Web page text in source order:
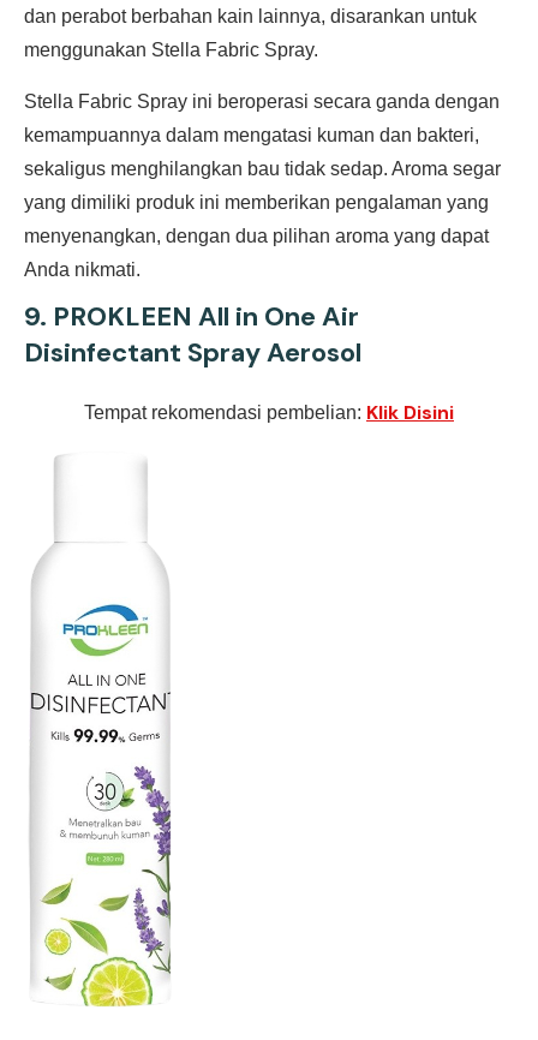
dan perabot berbahan kain lainnya, disarankan untuk
menggunakan Stella Fabric Spray.
Stella Fabric Spray ini beroperasi secara ganda dengan
kemampuannya dalam mengatasi kuman dan bakteri,
sekaligus menghilangkan bau tidak sedap. Aroma segar
yang dimiliki produk ini memberikan pengalaman yang
menyenangkan, dengan dua pilihan aroma yang dapat
Anda nikmati.
9. PROKLEEN All in One Air
Disinfectant Spray Aerosol
Tempat rekomendasi pembelian: Klik Disini